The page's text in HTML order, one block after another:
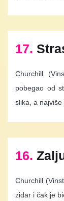
17.
Churchill
pobegao od
slika, a najviše
16.
Churchill
zidar i čak je